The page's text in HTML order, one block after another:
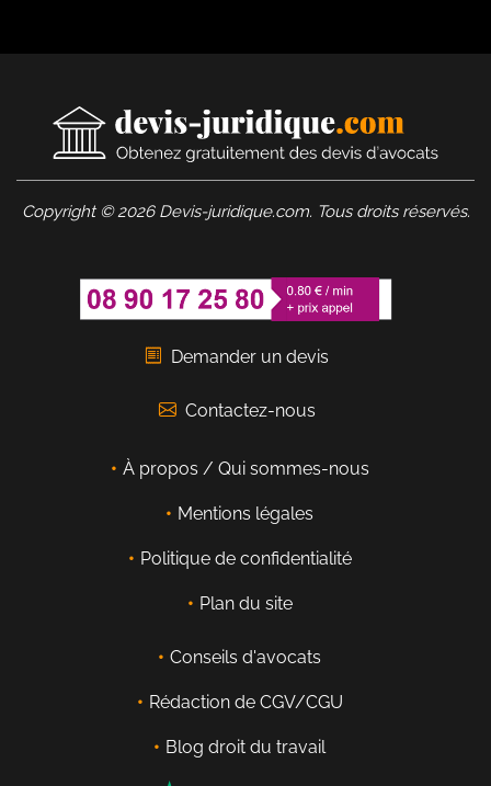
Copyright © 2026 Devis-juridique.com. Tous droits réservés.
Demander un devis
Contactez-nous
À propos / Qui sommes-nous
Mentions légales
Politique de confidentialité
Plan du site
Conseils d'avocats
Rédaction de CGV/CGU
Blog droit du travail